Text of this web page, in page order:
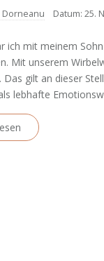
Dorneanu Datum: 25.
ich mit meinem
Mit unserem
Das gilt an dieser
lebhafte